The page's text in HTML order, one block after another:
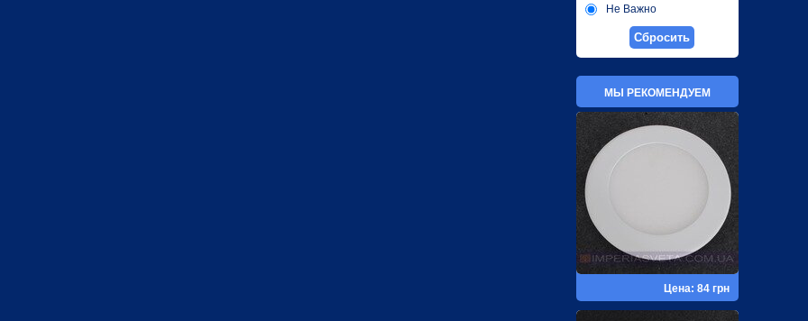
Не Важно
МЫ РЕКОМЕНДУЕМ
Цена: 84 грн